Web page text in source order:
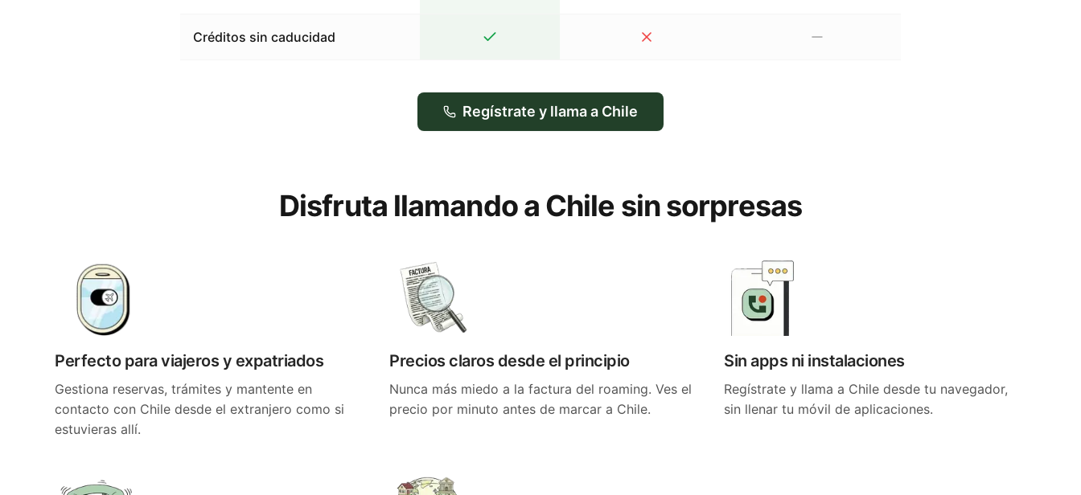
Créditos sin caducidad
Regístrate y llama a Chile
Disfruta llamando a Chile sin sorpresas
Perfecto para viajeros y expatriados
Gestiona reservas, trámites y mantente en
contacto con Chile desde el extranjero como si
estuvieras allí.
Precios claros desde el principio
Nunca más miedo a la factura del roaming. Ves el
precio por minuto antes de marcar a Chile.
Sin apps ni instalaciones
Regístrate y llama a Chile desde tu navegador,
sin llenar tu móvil de aplicaciones.